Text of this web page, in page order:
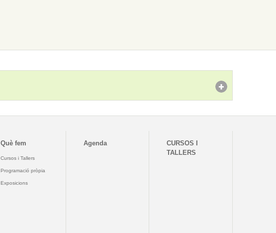
Què fem
Cursos i Tallers
Programació pròpia
Exposicions
Agenda
CURSOS I
TALLERS